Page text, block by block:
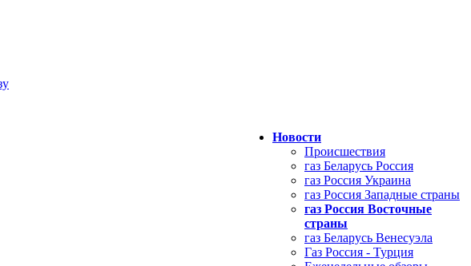
Новости
Происшествия
газ Беларусь Россия
газ Россия Украина
газ Россия Западные страны
газ Россия Восточные
страны
газ Беларусь Венесуэла
Газ Россия - Турция